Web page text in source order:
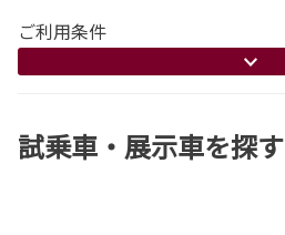
ご利用条件
試乗車・展示車を探す